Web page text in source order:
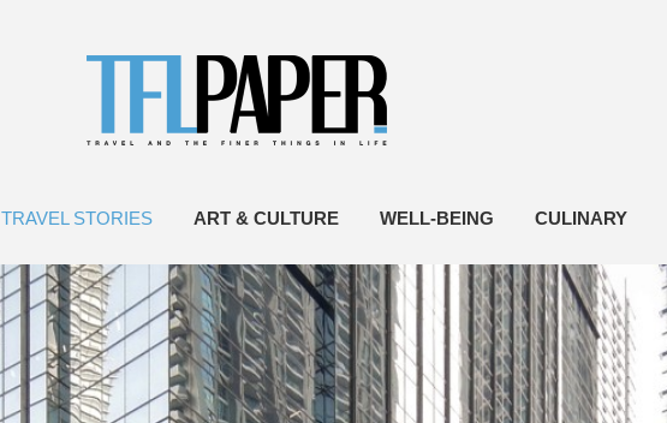
TRAVEL STORIES ART & CULTURE WELL-BEING CULINARY